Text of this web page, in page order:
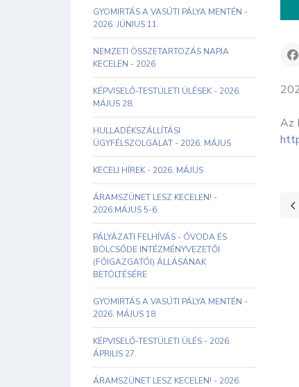
GYOMIRTÁS A VASÚTI PÁLYA MENTÉN -
2026. JÚNIUS 11.
NEMZETI ÖSSZETARTOZÁS NAPJA
KECELEN - 2026
KÉPVISELŐ-TESTÜLETI ÜLÉSEK - 2026.
MÁJUS 28.
HULLADÉKSZÁLLÍTÁSI
ÜGYFÉLSZOLGÁLAT - 2026. MÁJUS
KECELI HÍREK - 2026. MÁJUS
ÁRAMSZÜNET LESZ KECELEN! -
2026.MÁJUS 5-6.
PÁLYÁZATI FELHÍVÁS - ÓVODA ÉS
BÖLCSŐDE INTÉZMÉNYVEZETŐI
(FŐIGAZGATÓI) ÁLLÁSÁNAK
BETÖLTÉSÉRE
GYOMIRTÁS A VASÚTI PÁLYA MENTÉN -
2026. MÁJUS 18.
KÉPVISELŐ-TESTÜLETI ÜLÉS - 2026.
ÁPRILIS 27.
ÁRAMSZÜNET LESZ KECELEN! - 2026.
Az